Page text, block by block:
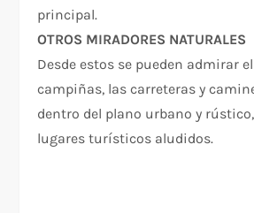
principal.
OTROS MIRADORES NATURALES
Desde estos se pueden admirar
campiñas, las carreteras y
dentro del plano urbano y
lugares turísticos aludidos.